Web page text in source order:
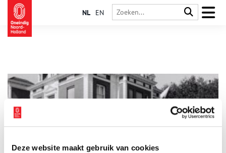
Deze website maakt gebruik van cookies
NL EN